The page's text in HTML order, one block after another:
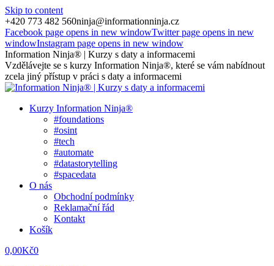
Skip to content
+420 773 482 560ninja@informationninja.cz
Facebook page opens in new windowTwitter page opens in new
windowInstagram page opens in new window
Information Ninja® | Kurzy s daty a informacemi
Vzdělávejte se s kurzy Information Ninja®, které se vám nabídnout
zcela jiný přístup v práci s daty a informacemi
Kurzy Information Ninja®
#foundations
#osint
#tech
#automate
#datastorytelling
#spacedata
O nás
Obchodní podmínky
Reklamační řád
Kontakt
Košík
0,00Kč0